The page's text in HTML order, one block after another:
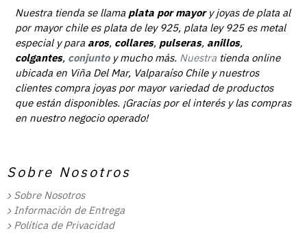
Nuestra tienda se llama plata por mayory joyas de plata al
por mayor chile es plata de ley 925, plata ley 925 es metal
especial y para aros, collares, pulseras, anillos,
colgantes, conjunto y mucho más. Nuestra tienda online
ubicada en Viña Del Mar, Valparaíso Chile y nuestros
clientes compra joyas por mayor variedad de productos
que están disponibles. ¡Gracias por el interés y las compras
en nuestro negocio operado!
Sobre Nosotros
Sobre Nosotros
Información de Entrega
Política de Privacidad